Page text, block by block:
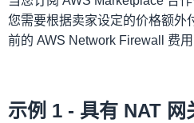
您需要根据卖家设定的价格额外
前的 AWS Network Firewall 费用
示例 1 - 具有 NAT